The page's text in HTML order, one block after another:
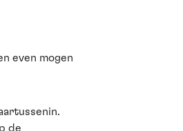
even mogen
de